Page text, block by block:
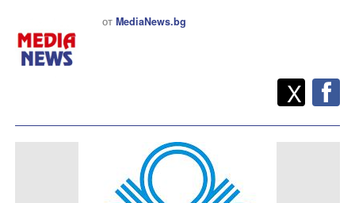
от MediaNews.bg
Споделете
X